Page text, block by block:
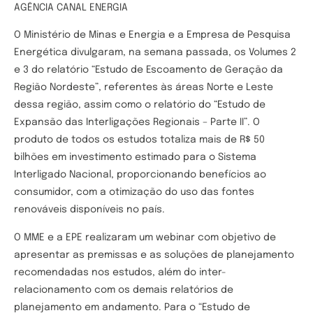
AGÊNCIA CANAL ENERGIA
O Ministério de Minas e Energia e a Empresa de Pesquisa
Energética divulgaram, na semana passada, os Volumes 2
e 3 do relatório “Estudo de Escoamento de Geração da
Região Nordeste”, referentes às áreas Norte e Leste
dessa região, assim como o relatório do “Estudo de
Expansão das Interligações Regionais – Parte II”. O
produto de todos os estudos totaliza mais de R$ 50
bilhões em investimento estimado para o Sistema
Interligado Nacional, proporcionando benefícios ao
consumidor, com a otimização do uso das fontes
renováveis disponíveis no país.
O MME e a EPE realizaram um webinar com objetivo de
apresentar as premissas e as soluções de planejamento
recomendadas nos estudos, além do inter-
relacionamento com os demais relatórios de
planejamento em andamento. Para o “Estudo de